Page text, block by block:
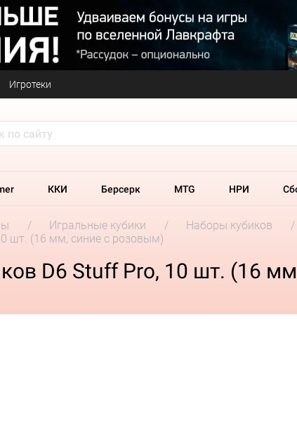
Игротеки
ККИ Берсерк MTG НРИ
Игральные кубики
Наборы кубиков
шт. (16 мм, синие с розовым)
D6 Stuff Pro, 10 шт. (16